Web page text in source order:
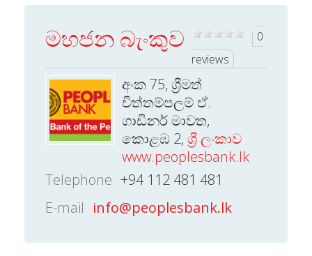
මහජන බැංකුව
0
reviews
අංක 75, ශ්‍රීමත්
චිත්තම්පලම් ඒ.
ගාඩිනර් මාවත,
කොළඹ 2, ශ්‍රී ලංකාව
www.peoplesbank.lk
Telephone +94 112 481 481
E-mail info@peoplesbank.lk